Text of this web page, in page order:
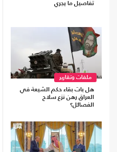
تفاصيل ما يجري
ملفات وتقارير
هل بات بقاء حكم الشيعة في
العراق رهن نزع سلاح
الفصائل؟